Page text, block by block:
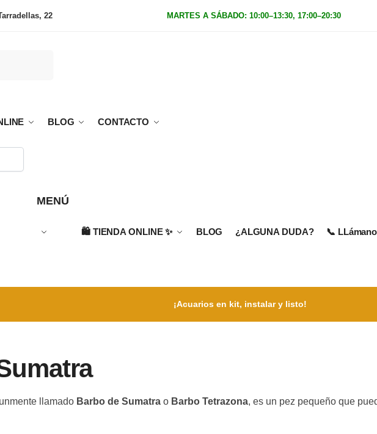
22 MARTES A SÁBADO: 10:00–13:30, 17:00–20:30|
BLOG CONTACTO
MENÚ
🛍️ TIENDA ONLINE✨ BLOG ¿ALGUNA DUDA? 📞
¡Acuarios en kit, instalar y listo!
llamado Barbo de Sumatra o Barbo Tetrazona, es un pez pequeño que